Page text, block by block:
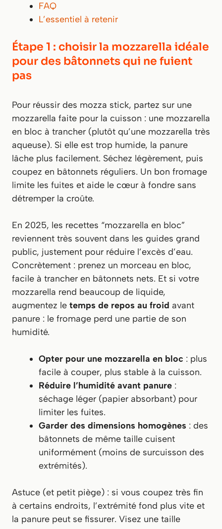
FAQ
L’essentiel à retenir
Étape 1 : choisir la mozzarella idéale
pour des bâtonnets qui ne fuient
pas
Pour réussir des mozza stick, partez sur une
mozzarella faite pour la cuisson : une mozzarella
en bloc à trancher (plutôt qu’une mozzarella très
aqueuse). Si elle est trop humide, la panure
lâche plus facilement. Séchez légèrement, puis
coupez en bâtonnets réguliers. Un bon fromage
limite les fuites et aide le cœur à fondre sans
détremper la croûte.
En 2025, les recettes “mozzarella en bloc”
reviennent très souvent dans les guides grand
public, justement pour réduire l’excès d’eau.
Concrètement : prenez un morceau en bloc,
facile à trancher en bâtonnets nets. Et si votre
mozzarella rend beaucoup de liquide,
augmentez le temps de repos au froid avant
panure : le fromage perd une partie de son
humidité.
Opter pour une mozzarella en bloc : plus
facile à couper, plus stable à la cuisson.
Réduire l’humidité avant panure :
séchage léger (papier absorbant) pour
limiter les fuites.
Garder des dimensions homogènes : des
bâtonnets de même taille cuisent
uniformément (moins de surcuisson des
extrémités).
Astuce (et petit piège) : si vous coupez très fin
à certains endroits, l’extrémité fond plus vite et
la panure peut se fissurer. Visez une taille